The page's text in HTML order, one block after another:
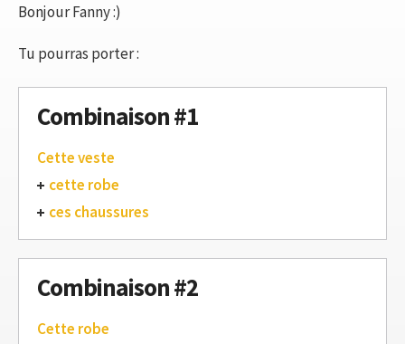
Bonjour Fanny :)
Tu pourras porter :
Combinaison #1
Cette veste
cette robe
ces chaussures
Combinaison #2
Cette robe